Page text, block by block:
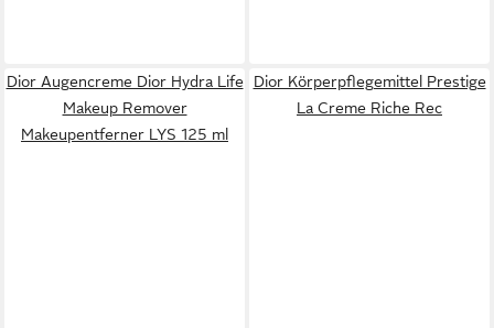
Dior Augencreme Dior Hydra Life
Makeup Remover
Makeupentferner LYS 125 ml
Dior Körperpflegemittel Prestige
La Creme Riche Rec